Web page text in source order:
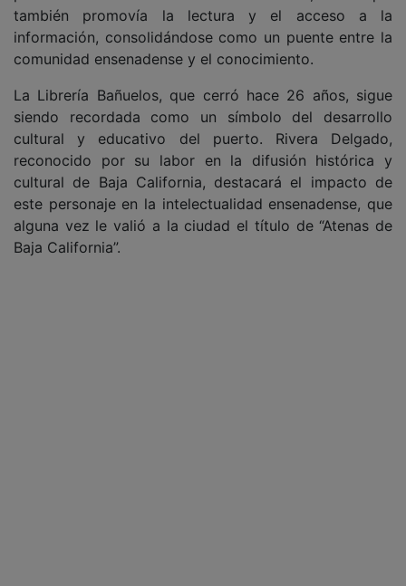
también promovía la lectura y el acceso a la
información, consolidándose como un puente entre la
comunidad ensenadense y el conocimiento.
La Librería Bañuelos, que cerró hace 26 años, sigue
siendo recordada como un símbolo del desarrollo
cultural y educativo del puerto. Rivera Delgado,
reconocido por su labor en la difusión histórica y
cultural de Baja California, destacará el impacto de
este personaje en la intelectualidad ensenadense, que
alguna vez le valió a la ciudad el título de “Atenas de
Baja California”.